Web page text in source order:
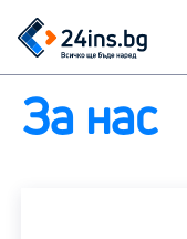
За нас